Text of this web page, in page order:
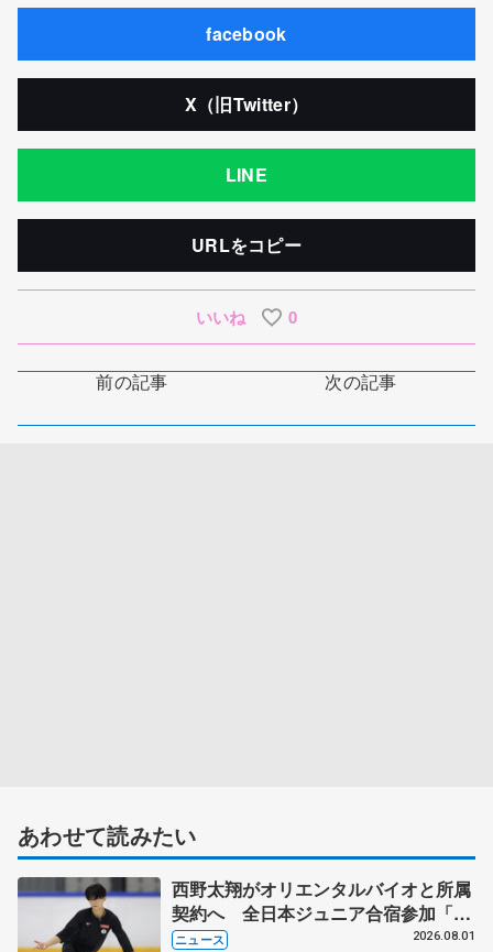
facebook
X（旧Twitter）
LINE
URLをコピー
いいね 0
前の記事 次の記事
あわせて読みたい
西野太翔がオリエンタルバイオと所属
契約へ 全日本ジュニア合宿参加「結
果残していかないと」 講師はジェー
ニュース 2026.08.01